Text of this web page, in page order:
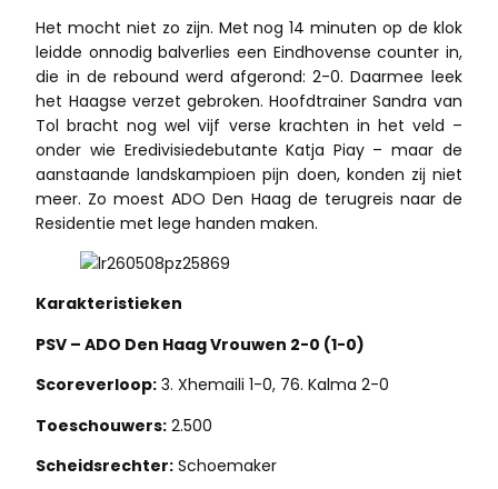
Het mocht niet zo zijn. Met nog 14 minuten op de klok
leidde onnodig balverlies een Eindhovense counter in,
die in de rebound werd afgerond: 2-0. Daarmee leek
het Haagse verzet gebroken. Hoofdtrainer Sandra van
Tol bracht nog wel vijf verse krachten in het veld –
onder wie Eredivisiedebutante Katja Piay – maar de
aanstaande landskampioen pijn doen, konden zij niet
meer. Zo moest ADO Den Haag de terugreis naar de
Residentie met lege handen maken.
Karakteristieken
PSV – ADO Den Haag Vrouwen 2-0 (1-0)
Scoreverloop: 3. Xhemaili 1-0, 76. Kalma 2-0
Toeschouwers: 2.500
Scheidsrechter: Schoemaker